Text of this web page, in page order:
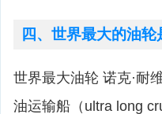
四、世界最大的油轮
世界最大油轮 诺克·耐
油运输船（ultra long